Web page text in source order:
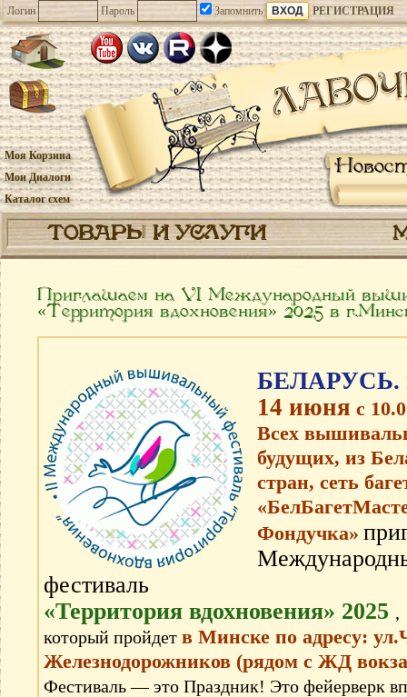
Логин Пароль Запомнить РЕГИСТРАЦИЯ
Моя Корзина
Мои Диалоги
Каталог схем
ТОВАРЫ И УСЛУГИ
Приглашаем на VI Международный
«Территория вдохновения» 2025 в
БЕЛАРУСЬ.
14 июня с
Всех
будущих, из
стран, сеть
Фондучка»
фестиваль
«Территория вдохновения» 2025 ,
который пройдет в Минске по адресу:
Железнодорожников (рядом с ЖД
Фестиваль — это Праздник! Это фейерверк